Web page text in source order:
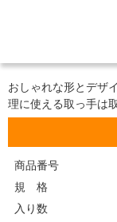
おしゃれな形とデザ
理に使える取っ手は
商品番号
規 格
入り数